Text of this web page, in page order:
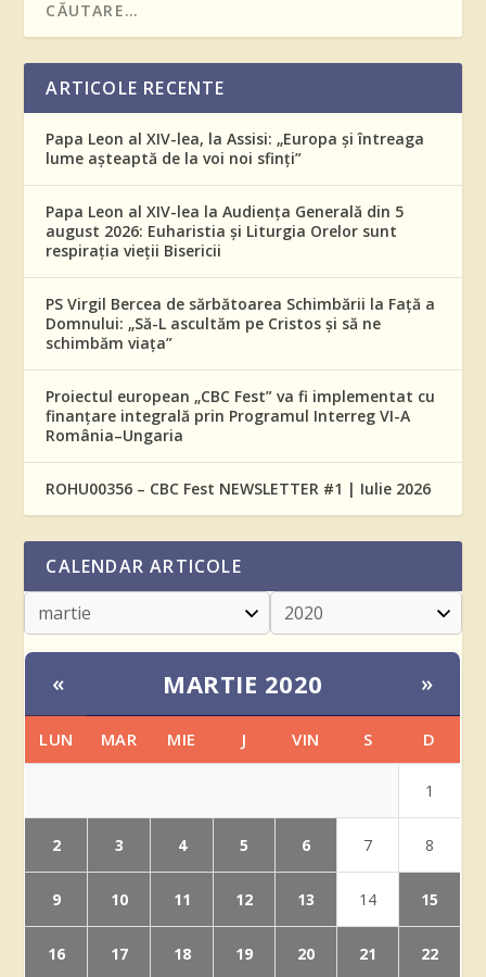
ARTICOLE RECENTE
Papa Leon al XIV-lea, la Assisi: „Europa și întreaga
lume așteaptă de la voi noi sfinți”
Papa Leon al XIV-lea la Audiența Generală din 5
august 2026: Euharistia și Liturgia Orelor sunt
respirația vieții Bisericii
PS Virgil Bercea de sărbătoarea Schimbării la Față a
Domnului: „Să-L ascultăm pe Cristos și să ne
schimbăm viața”
Proiectul european „CBC Fest” va fi implementat cu
finanțare integrală prin Programul Interreg VI-A
România–Ungaria
ROHU00356 – CBC Fest NEWSLETTER #1 | Iulie 2026
CALENDAR ARTICOLE
« MARTIE 2020 »
LUN MAR MIE J VIN S D
1
2 3 4 5 6 7 8
9 10 11 12 13 14 15
16 17 18 19 20 21 22